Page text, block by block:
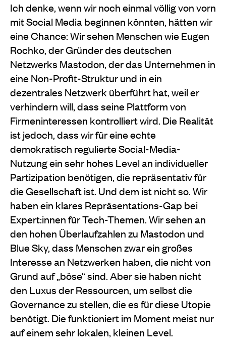
Ich denke, wenn wir noch einmal völlig von vorn
mit Social Media beginnen könnten, hätten wir
eine Chance: Wir sehen Menschen wie Eugen
Rochko, der Gründer des deutschen
Netzwerks Mastodon, der das Unternehmen in
eine Non-Profit-Struktur und in ein
dezentrales Netzwerk überführt hat, weil er
verhindern will, dass seine Plattform von
Firmeninteressen kontrolliert wird. Die Realität
ist jedoch, dass wir für eine echte
demokratisch regulierte Social-Media-
Nutzung ein sehr hohes Level an individueller
Partizipation benötigen, die repräsentativ für
die Gesellschaft ist. Und dem ist nicht so. Wir
haben ein klares Repräsentations-Gap bei
Expert:innen für Tech-Themen. Wir sehen an
den hohen Überlaufzahlen zu Mastodon und
Blue Sky, dass Menschen zwar ein großes
Interesse an Netzwerken haben, die nicht von
Grund auf „böse“ sind. Aber sie haben nicht
den Luxus der Ressourcen, um selbst die
Governance zu stellen, die es für diese Utopie
benötigt. Die funktioniert im Moment meist nur
auf einem sehr lokalen, kleinen Level.